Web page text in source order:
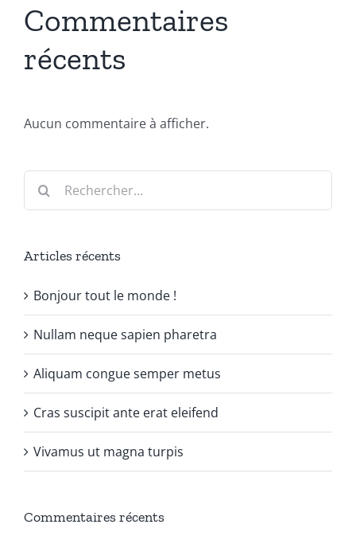
Commentaires
récents
Aucun commentaire à afficher.
Rechercher:
Articles récents
Bonjour tout le monde !
Nullam neque sapien pharetra
Aliquam congue semper metus
Cras suscipit ante erat eleifend
Vivamus ut magna turpis
Commentaires récents